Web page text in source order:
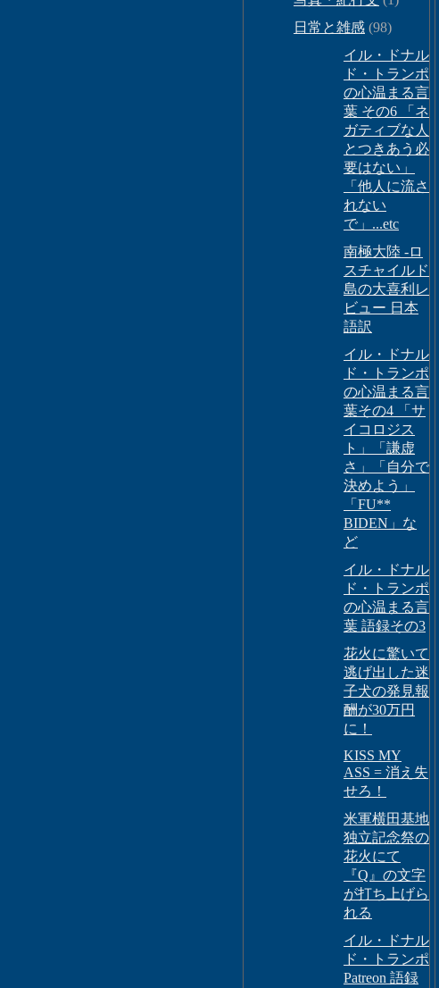
日常と雑感 (98)
イル・ドナル
ド・トランポ
の心温まる言
葉 その6 「ネ
ガティブな人
とつきあう必
要はない」
「他人に流さ
れない
で」...etc
南極大陸 -ロ
スチャイルド
島の大喜利レ
ビュー 日本
語訳
イル・ドナル
ド・トランポ
の心温まる言
葉その4 「サ
イコロジス
ト」「謙虚
さ」「自分で
決めよう」
「FU**
BIDEN」な
ど
イル・ドナル
ド・トランポ
の心温まる言
葉 語録その3
花火に驚いて
逃げ出した迷
子犬の発見報
酬が30万円
に！
KISS MY
ASS = 消え失
せろ！
米軍横田基地
独立記念祭の
花火にて
『Q』の文字
が打ち上げら
れる
イル・ドナル
ド・トランポ
Patreon 語録